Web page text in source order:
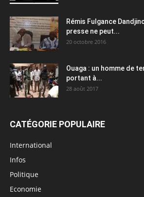
Rémis Fulgance
presse ne peut...
20 octobre 2016
Ouaga : un homme de
portant à...
28 août 2017
CATÉGORIE POPULAIRE
International
Infos
Politique
Economie